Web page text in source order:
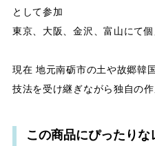
として参加
東京、大阪、金沢、富山にて
現在 地元南砺市の土や故郷韓
技法を受け継ぎながら独自の
この商品にぴったりな